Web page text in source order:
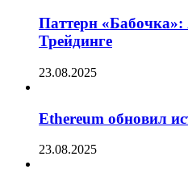
Паттерн
Трейдинге
23.08.2025
Ethereum обновил
23.08.2025